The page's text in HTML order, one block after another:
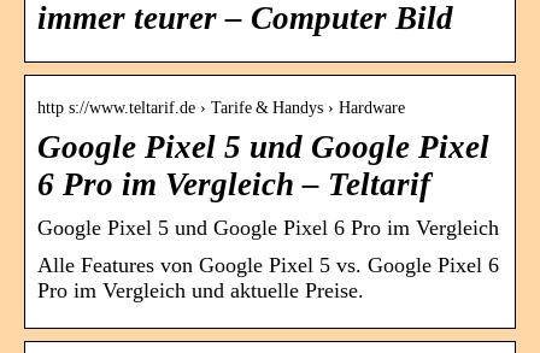
immer teurer – Computer Bild
http s://www.teltarif.de › Tarife & Handys › Hardware
Google Pixel 5 und Google Pixel
6 Pro im Vergleich – Teltarif
Google Pixel 5 und Google Pixel 6 Pro im Vergleich
Alle Features von Google Pixel 5 vs. Google Pixel 6
Pro im Vergleich und aktuelle Preise.